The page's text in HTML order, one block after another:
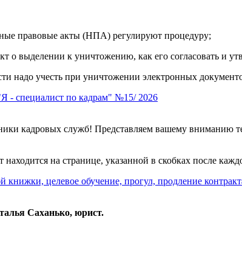
правовые акты (НПА) регулируют процедуру;
о выделении к уничтожению, как его согласовать и
надо учесть при уничтожении электронных
- специалист по кадрам" №15/ 2026
кадровых служб! Представляем вашему вниманию
на странице, указанной в скобках после
книжки, целевое обучение, прогул, продление
Саханько, юрист.